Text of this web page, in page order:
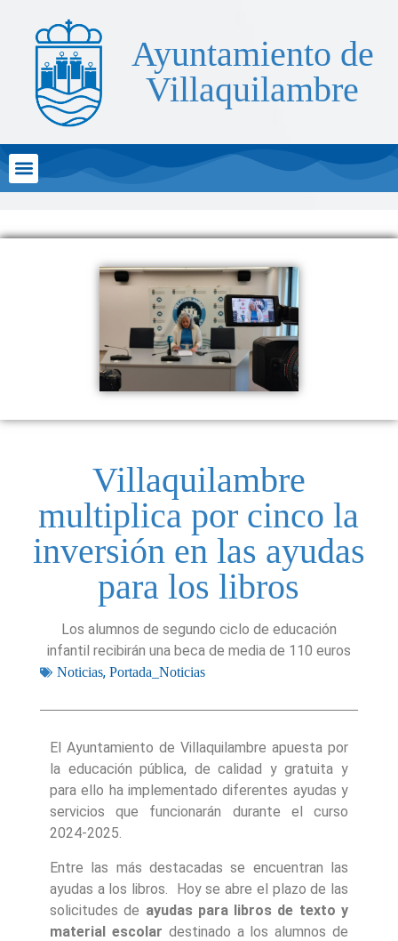
Ayuntamiento de
Villaquilambre
Villaquilambre
multiplica por cinco la
inversión en las ayudas
para los libros
Los alumnos de segundo ciclo de educación
infantil recibirán una beca de media de 110 euros
Noticias, Portada_Noticias
El Ayuntamiento de Villaquilambre apuesta por
la educación pública, de calidad y gratuita y
para ello ha implementado diferentes ayudas y
servicios que funcionarán durante el curso
2024-2025.
Entre las más destacadas se encuentran las
ayudas a los libros. Hoy se abre el plazo de las
solicitudes de ayudas para libros de texto y
material escolar destinado a los alumnos de